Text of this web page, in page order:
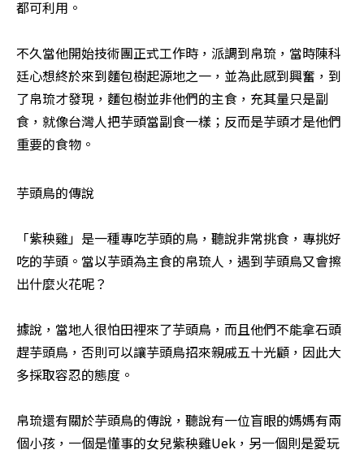
都可利用。
不久當他開始技術團正式工作時，派調到帛琉，當時陳科
廷心想終於來到麵包樹起源地之一，並為此感到興奮，到
了帛琉才發現，麵包樹並非他們的主食，充其量只是副
食，就像台灣人把芋頭當副食一樣；反而是芋頭才是他們
重要的食物。
芋頭鳥的傳說
「紫秧雞」是一種專吃芋頭的鳥，聽說非常挑食，專挑好
吃的芋頭。當以芋頭為主食的帛琉人，遇到芋頭鳥又會擦
出什麼火花呢？
據說，當地人很怕田裡來了芋頭鳥，而且他們不能拿石頭
趕芋頭鳥，否則可以讓芋頭鳥招來親戚五十光顧，因此大
多採取容忍的態度。
帛琉還有關於芋頭鳥的傳說，聽說有一位盲眼的媽媽有兩
個小孩，一個是懂事的女兒紫秧雞Uek，另一個則是愛玩